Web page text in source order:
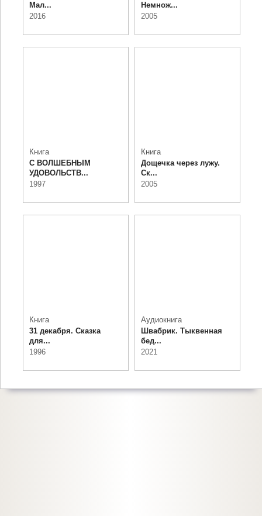
Мал...
2016
Немнож...
2005
Книга
С ВОЛШЕБНЫМ
УДОВОЛЬСТВ...
1997
Книга
Дощечка через лужу.
Ск...
2005
Книга
31 декабря. Сказка
для...
1996
Аудиокнига
Швабрик. Тыквенная
бед...
2021